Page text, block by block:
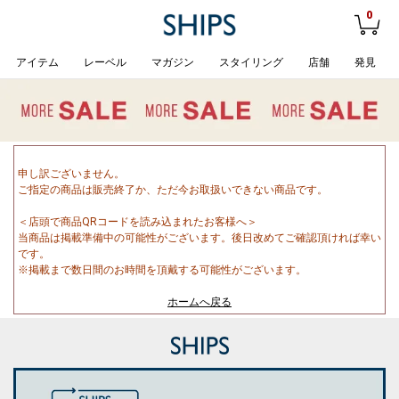
0
アイテム レーベル マガジン スタイリング 店舗 発見
申し訳ございません。
ご指定の商品は販売終了か、ただ今お取扱いできない商品です。
＜店頭で商品QRコードを読み込まれたお客様へ＞
当商品は掲載準備中の可能性がございます。後日改めてご確認頂ければ幸い
です。
※掲載まで数日間のお時間を頂戴する可能性がございます。
ホームへ戻る